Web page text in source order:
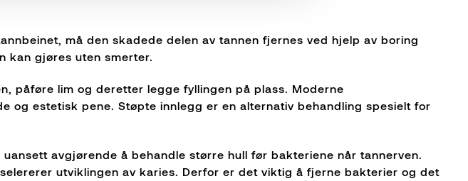
må den skadede delen av tannen fjernes ved hjelp av boring
kan gjøres uten smerter.
påføre lim og deretter legge fyllingen på plass. Moderne
og estetisk pene. Støpte innlegg er en alternativ behandling spesielt for
avgjørende å behandle større hull før bakteriene når tannerven.
utviklingen av karies. Derfor er det viktig å fjerne bakterier og det